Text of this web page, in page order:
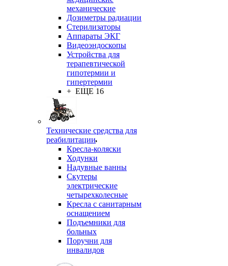
механические
Дозиметры радиации
Стерилизаторы
Аппараты ЭКГ
Видеоэндоскопы
Устройства для
терапевтической
гипотермии и
гипертермии
+ ЕЩЕ 16
Технические средства для
реабилитации
Кресла-коляски
Ходунки
Надувные ванны
Скутеры
электрические
четырехколесные
Кресла с санитарным
оснащением
Подъемники для
больных
Поручни для
инвалидов